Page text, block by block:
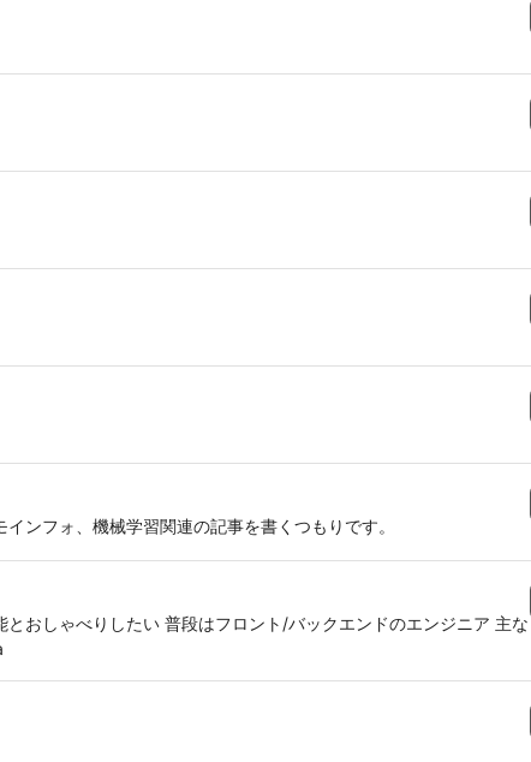
ンフォ、機械学習関連の記事を書くつもりです。
とおしゃべりしたい 普段はフロント/バックエンドのエンジニア 主な